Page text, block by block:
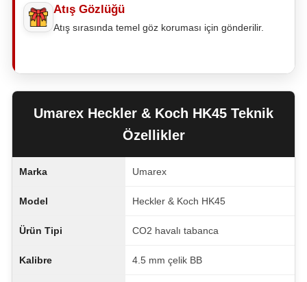
Atış Gözlüğü
Atış sırasında temel göz koruması için gönderilir.
Umarex Heckler & Koch HK45 Teknik
Özellikler
Marka Umarex
Model Heckler & Koch HK45
Ürün Tipi CO2 havalı tabanca
Kalibre 4.5 mm çelik BB